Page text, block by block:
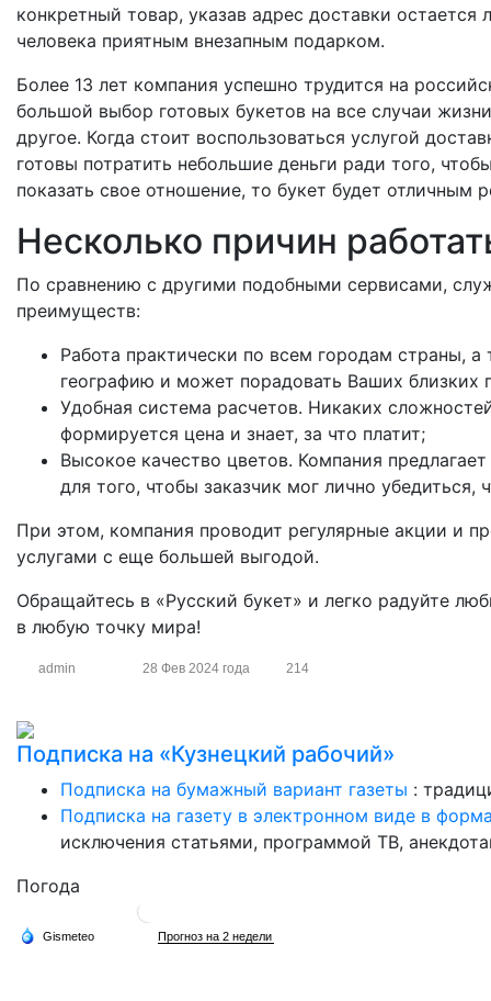
конкретный товар, указав адрес доставки
человека приятным внезапным подарком.
Более 13 лет компания успешно трудится на
большой выбор готовых букетов на все случаи
другое. Когда стоит воспользоваться услугой
готовы потратить небольшие деньги ради того,
показать свое отношение, то букет будет отличным
Несколько причин
По сравнению с другими подобными сервисами,
преимуществ:
Работа практически по всем городам страны,
географию и может порадовать Ваших близких
Удобная система расчетов. Никаких
формируется цена и знает, за что платит;
Высокое качество цветов. Компания
для того, чтобы заказчик мог лично
При этом, компания проводит регулярные акции и
услугами с еще большей выгодой.
Обращайтесь в «Русский букет» и легко радуйте
в любую точку мира!
admin 28 Фев 2024 года 214
Подписка на «Кузнецкий рабочий»
Подписка на бумажный вариант газеты :
Подписка на газету в электронном виде в
исключения статьями, программой ТВ,
Погода